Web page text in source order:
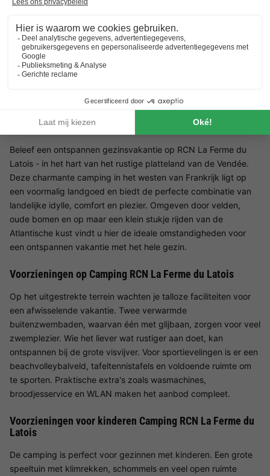
Ruimte en rust voor het hele gezin
Verwarmd buitenzwembad
Beleef een ontspannen gezinsvakantie op RCN La Ferme du
Latois - in het hart van het rustige platteland van de Vendée.
Deze charmante camping in het westen van Frankrijk ligt op
een voormalig landgoed en biedt de perfecte combinatie van
landelijke idylle, comfort en plezier. Omgeven door velden,
oude bomen en op maar een klein stukje rijden van de
Atlantische kust vindt u hier de ideale omstandigheden voor
een ontspannen vakantie met het hele gezin.
Voorzieningen op Camping RCN La Ferme du Latois
Op het uitgestrekte terrein wachten je talloze faciliteiten voor
een afwisselende vakantie. Twee verwarmde
buitenzwembaden, waarvan één met glijbaan, zorgen voor veel
zwemplezier. Wie het liever wat rustiger aan doet, kan
ontspannen bij de grote visvijver. Voor sportievelingen is er een
beachvolleybalveld, tafeltennistafels en voldoende ruimte om
te sporten. Praktische extra's zoals wasmachines,
broodjesservice en WLAN maken het aanbod compleet.
Voorzieningen voor kinderen Camping RCN La Ferme du
Latois
De camping is perfect voor gezinnen met kinderen. Een grote
speeltuin met klimrekken, schommels en veel open ruimte